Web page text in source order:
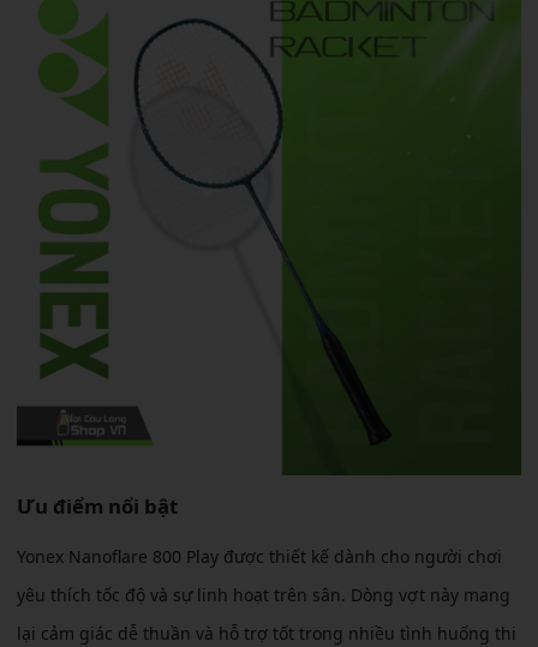
Ưu điểm nổi bật
Yonex Nanoflare 800 Play được thiết kế dành cho người chơi
yêu thích tốc độ và sự linh hoạt trên sân. Dòng vợt này mang
lại cảm giác dễ thuần và hỗ trợ tốt trong nhiều tình huống thi